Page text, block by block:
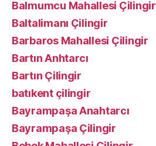
Balmumcu Mahallesi Çilingir
Baltalimanı Çilingir
Barbaros Mahallesi Çilingir
Bartın Anhtarcı
Bartın Çilingir
batıkent çilingir
Bayrampaşa Anahtarcı
Bayrampaşa Çilingir